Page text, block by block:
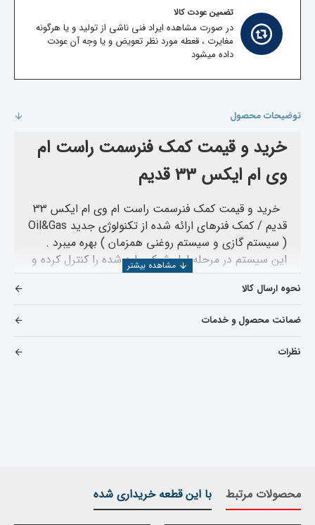
تضمین عودت کالا
در صورت مشاهده ایراد فنی ناشی از تولید و یا هرگونه
مغایرت ، قعطه مورد نظر تعویض و یا وجه آن عودت
داده میشود
توضیحات محصول
خرید و قیمت کمک فنرسمت راست ام
وی ام ایکس 33 قدیم
خرید و قیمت کمک فنرسمت راست ام وی ام ایکس 33
قدیم /
کمک فنرهای ارائه شده از تکنولوژی جدید Oil&Gas
( سیستم گازی و سیستم روغنی همزمان ) بهره میبرد .
این سیستم در مرحله اول شوک وارد شده را کنترل کرده و
در مرحله دوم شوک برگشت را کنترل میکند و نسبت به
کمک فنر های سیستم گازی یا سیستم روغنی راندمان
بهتری داشته و بسیار نرم عمل میکند.
یدکی ام وی ام X33را میخواهید مشاهده بفرمایید میتوانید بر
روی
نحوه ارسال کالا
ضمانت محصول و خدمات
نظرات
محصولات مرتبط با این قطعه خریداری شده